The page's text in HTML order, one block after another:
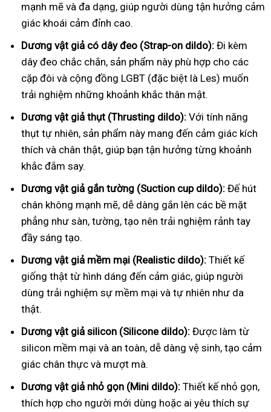
mạnh mẽ và đa dạng, giúp người dùng tận hưởng cảm
giác khoái cảm đỉnh cao.
Dương vật giả có dây đeo (Strap-on dildo): Đi kèm
dây đeo chắc chắn, sản phẩm này phù hợp cho các
cặp đôi và cộng đồng LGBT (đặc biệt là Les) muốn
trải nghiệm những khoảnh khắc thân mật.
Dương vật giả thụt (Thrusting dildo): Với tính năng
thụt tự nhiên, sản phẩm này mang đến cảm giác kích
thích và chân thật, giúp bạn tận hưởng từng khoảnh
khắc đắm say.
Dương vật giả gắn tường (Suction cup dildo): Đế hút
chân không mạnh mẽ, dễ dàng gắn lên các bề mặt
phẳng như sàn, tường, tạo nên trải nghiệm rảnh tay
đầy sáng tạo.
Dương vật giả mềm mại (Realistic dildo): Thiết kế
giống thật từ hình dáng đến cảm giác, giúp người
dùng trải nghiệm sự mềm mại và tự nhiên như da
thật.
Dương vật giả silicon (Silicone dildo): Được làm từ
silicon mềm mại và an toàn, dễ dàng vệ sinh, tạo cảm
giác chân thực và mượt mà.
Dương vật giả nhỏ gọn (Mini dildo): Thiết kế nhỏ gọn,
thích hợp cho người mới dùng hoặc ai yêu thích sự